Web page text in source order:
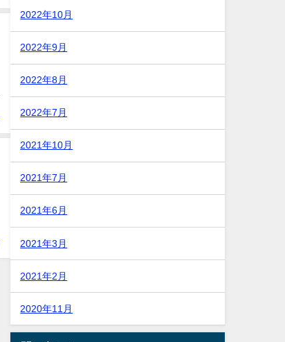
2022年10月
2022年9月
2022年8月
2022年7月
2021年10月
2021年7月
2021年6月
2021年3月
2021年2月
2020年11月